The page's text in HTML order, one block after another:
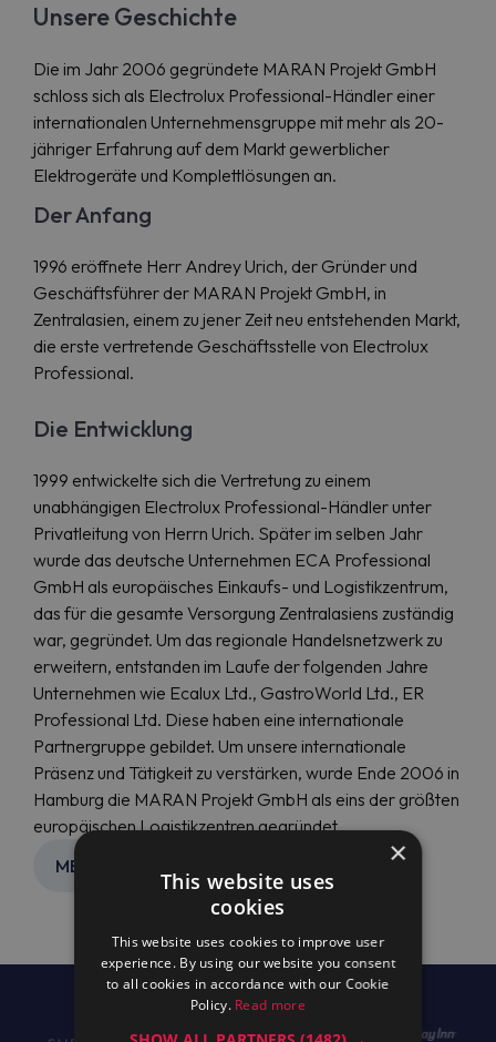
Unsere Geschichte
Die im Jahr 2006 gegründete MARAN Projekt GmbH
schloss sich als Electrolux Professional-Händler einer
internationalen Unternehmensgruppe mit mehr als 20-
jähriger Erfahrung auf dem Markt gewerblicher
Elektrogeräte und Komplettlösungen an.
Der Anfang
1996 eröffnete Herr Andrey Urich, der Gründer und
Geschäftsführer der MARAN Projekt GmbH, in
Zentralasien, einem zu jener Zeit neu entstehenden Markt,
die erste vertretende Geschäftsstelle von Electrolux
Professional.
Die Entwicklung
1999 entwickelte sich die Vertretung zu einem
unabhängigen Electrolux Professional-Händler unter
Privatleitung von Herrn Urich. Später im selben Jahr
wurde das deutsche Unternehmen ECA Professional
GmbH als europäisches Einkaufs- und Logistikzentrum,
das für die gesamte Versorgung Zentralasiens zuständig
war, gegründet. Um das regionale Handelsnetzwerk zu
erweitern, entstanden im Laufe der folgenden Jahre
Unternehmen wie Ecalux Ltd., GastroWorld Ltd., ER
Professional Ltd. Diese haben eine internationale
Partnergruppe gebildet. Um unsere internationale
Präsenz und Tätigkeit zu verstärken, wurde Ende 2006 in
Hamburg die MARAN Projekt GmbH als eins der größten
europäischen Logistikzentren gegründet.
MEHR ERFAHREN
×
This website uses
cookies
This website uses cookies to improve user
experience. By using our website you consent
to all cookies in accordance with our Cookie
Policy. Read more